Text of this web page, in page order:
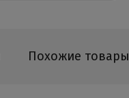
Похожие товары